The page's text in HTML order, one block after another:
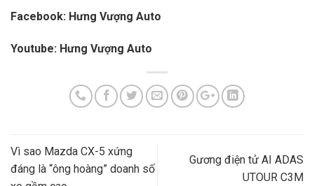
Facebook: Hưng Vượng Auto
Youtube: Hưng Vượng Auto
Vì sao Mazda CX-5 xứng
đáng là “ông hoàng” doanh số
Gương điện tử AI ADAS
UTOUR C3M